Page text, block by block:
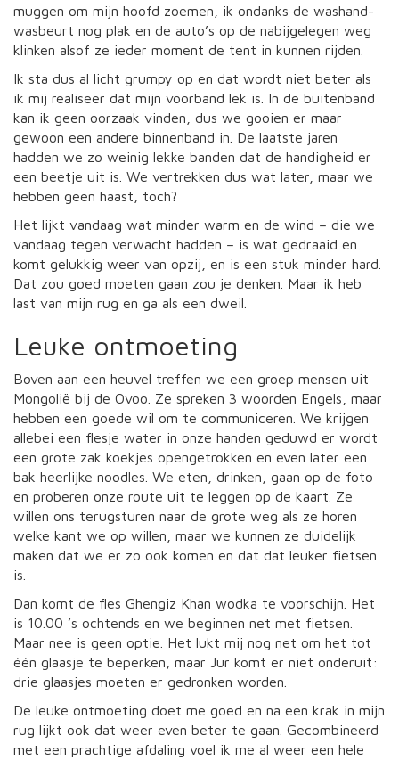
muggen om mijn hoofd zoemen, ik ondanks de washand-
wasbeurt nog plak en de auto’s op de nabijgelegen weg
klinken alsof ze ieder moment de tent in kunnen rijden.
Ik sta dus al licht grumpy op en dat wordt niet beter als
ik mij realiseer dat mijn voorband lek is. In de buitenband
kan ik geen oorzaak vinden, dus we gooien er maar
gewoon een andere binnenband in. De laatste jaren
hadden we zo weinig lekke banden dat de handigheid er
een beetje uit is. We vertrekken dus wat later, maar we
hebben geen haast, toch?
Het lijkt vandaag wat minder warm en de wind – die we
vandaag tegen verwacht hadden – is wat gedraaid en
komt gelukkig weer van opzij, en is een stuk minder hard.
Dat zou goed moeten gaan zou je denken. Maar ik heb
last van mijn rug en ga als een dweil.
Leuke ontmoeting
Boven aan een heuvel treffen we een groep mensen uit
Mongolië bij de Ovoo. Ze spreken 3 woorden Engels, maar
hebben een goede wil om te communiceren. We krijgen
allebei een flesje water in onze handen geduwd er wordt
een grote zak koekjes opengetrokken en even later een
bak heerlijke noodles. We eten, drinken, gaan op de foto
en proberen onze route uit te leggen op de kaart. Ze
willen ons terugsturen naar de grote weg als ze horen
welke kant we op willen, maar we kunnen ze duidelijk
maken dat we er zo ook komen en dat dat leuker fietsen
is.
Dan komt de fles Ghengiz Khan wodka te voorschijn. Het
is 10.00 ’s ochtends en we beginnen net met fietsen.
Maar nee is geen optie. Het lukt mij nog net om het tot
één glaasje te beperken, maar Jur komt er niet onderuit:
drie glaasjes moeten er gedronken worden.
De leuke ontmoeting doet me goed en na een krak in mijn
rug lijkt ook dat weer even beter te gaan. Gecombineerd
met een prachtige afdaling voel ik me al weer een hele